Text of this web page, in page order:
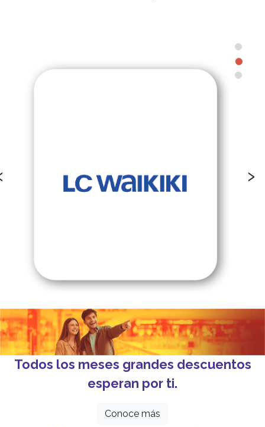
›
Todos los meses grandes descuentos
esperan por ti.
Conoce más